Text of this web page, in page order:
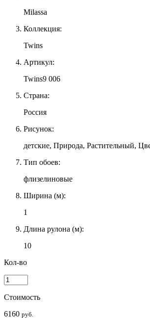
Milassa
Коллекция:
Twins
Артикул:
Twins9 006
Страна:
Россия
Рисунок:
детские, Природа, Растительный,
Тип обоев:
флизелиновые
Ширина (м):
1
Длина рулона (м):
10
Кол-во
Стоимость
6160 руб.